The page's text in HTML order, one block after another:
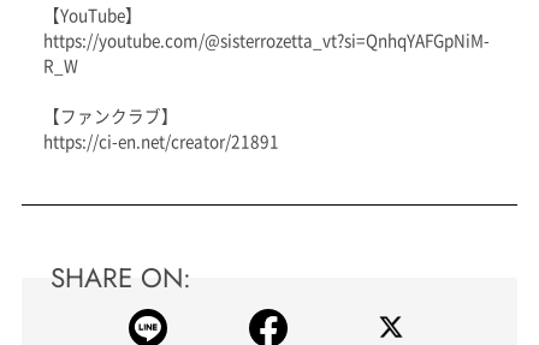
【YouTube】
https://youtube.com/@sisterrozetta_vt?si=QnhqYAFGpNiM-
R_W
【ファンクラブ】
https://ci-en.net/creator/21891
SHARE ON: